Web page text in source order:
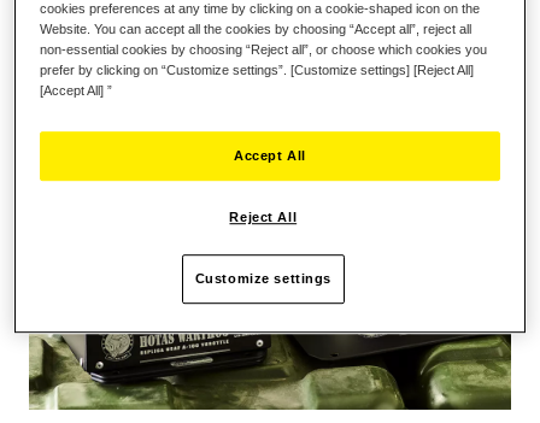
cookies preferences at any time by clicking on a cookie-shaped icon on the
Website. You can accept all the cookies by choosing “Accept all”, reject all
non-essential cookies by choosing “Reject all”, or choose which cookies you
prefer by clicking on “Customize settings”. [Customize settings] [Reject All]
[Accept All] ”
Reject All
Accept All
Customize settings